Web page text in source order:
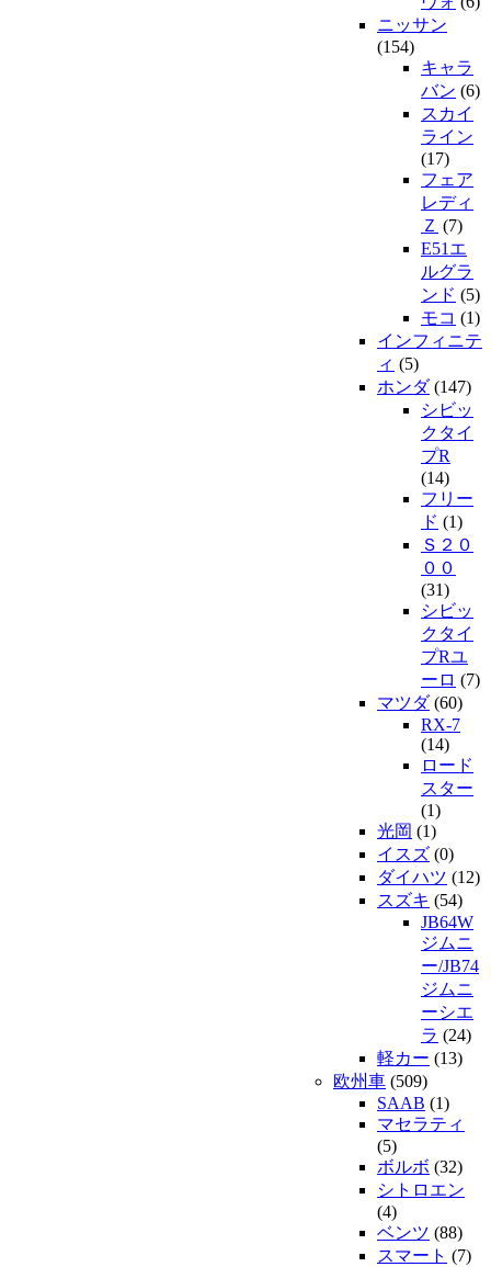
ニッサン
(154)
キャラ
バン (6)
スカイ
ライン
(17)
フェア
レディ
Ｚ (7)
E51エ
ルグラ
ンド (5)
モコ (1)
インフィニテ
ィ (5)
ホンダ(147)
シビッ
クタイ
プR
(14)
フリー
ド (1)
Ｓ２０
００
(31)
シビッ
クタイ
プRユ
ーロ (7)
マツダ(60)
RX-7
(14)
ロード
スター
(1)
光岡 (1)
イスズ (0)
ダイハツ (12)
スズキ (54)
JB64W
ジムニ
ー/JB74
ジムニ
ーシエ
ラ (24)
軽カー (13)
欧州車 (509)
SAAB (1)
マセラティ
(5)
ボルボ (32)
シトロエン
(4)
ベンツ (88)
スマート (7)